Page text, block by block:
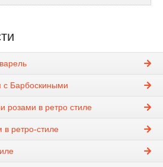
Барбоскиными
розами в ретро стиле
ретро-стиле